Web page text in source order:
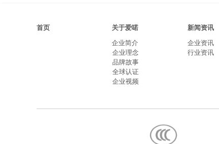
首页 关于爱喏
企业简介
企业理念
品牌故事
全球认证
企业视频
新闻资讯
企业资讯
行业资讯